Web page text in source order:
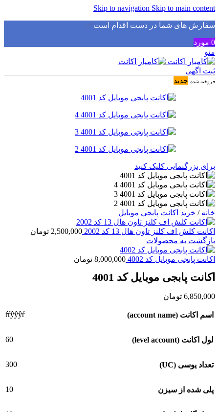
Skip to navigation Skip to main content
سفارش های شما در دست اقدام است✅
0 مورد
منو
ثبت اگهی
فروخته شده جدید
برای بزرگنمایی کلیک کنید
خانه/ خرید اکانت پابجی موبایل
اکانت کلش اف کلنز تاون هال 13 کد 2002 2,500,000 تومان
بازگشت به محصولات
اکانت پابجی موبایل کد 4002 8,000,000 تومان
اکانت پابجی موبایل کد 4001
6,850,000 تومان
اسم اکانت (account name) ŕŕŷŷŷŕ
لول اکانت (level account) 60
تعداد یوسی (UC) 300
پلی شده از سیزن 10